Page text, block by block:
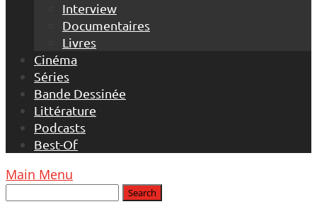
Interview
Documentaires
Livres
Cinéma
Séries
Bande Dessinée
Littérature
Podcasts
Best-Of
Main Menu